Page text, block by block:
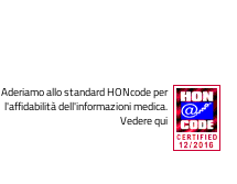
Aderiamo allo standard HONcode per
l'affidabilità dell'informazioni medica.
Vedere qui